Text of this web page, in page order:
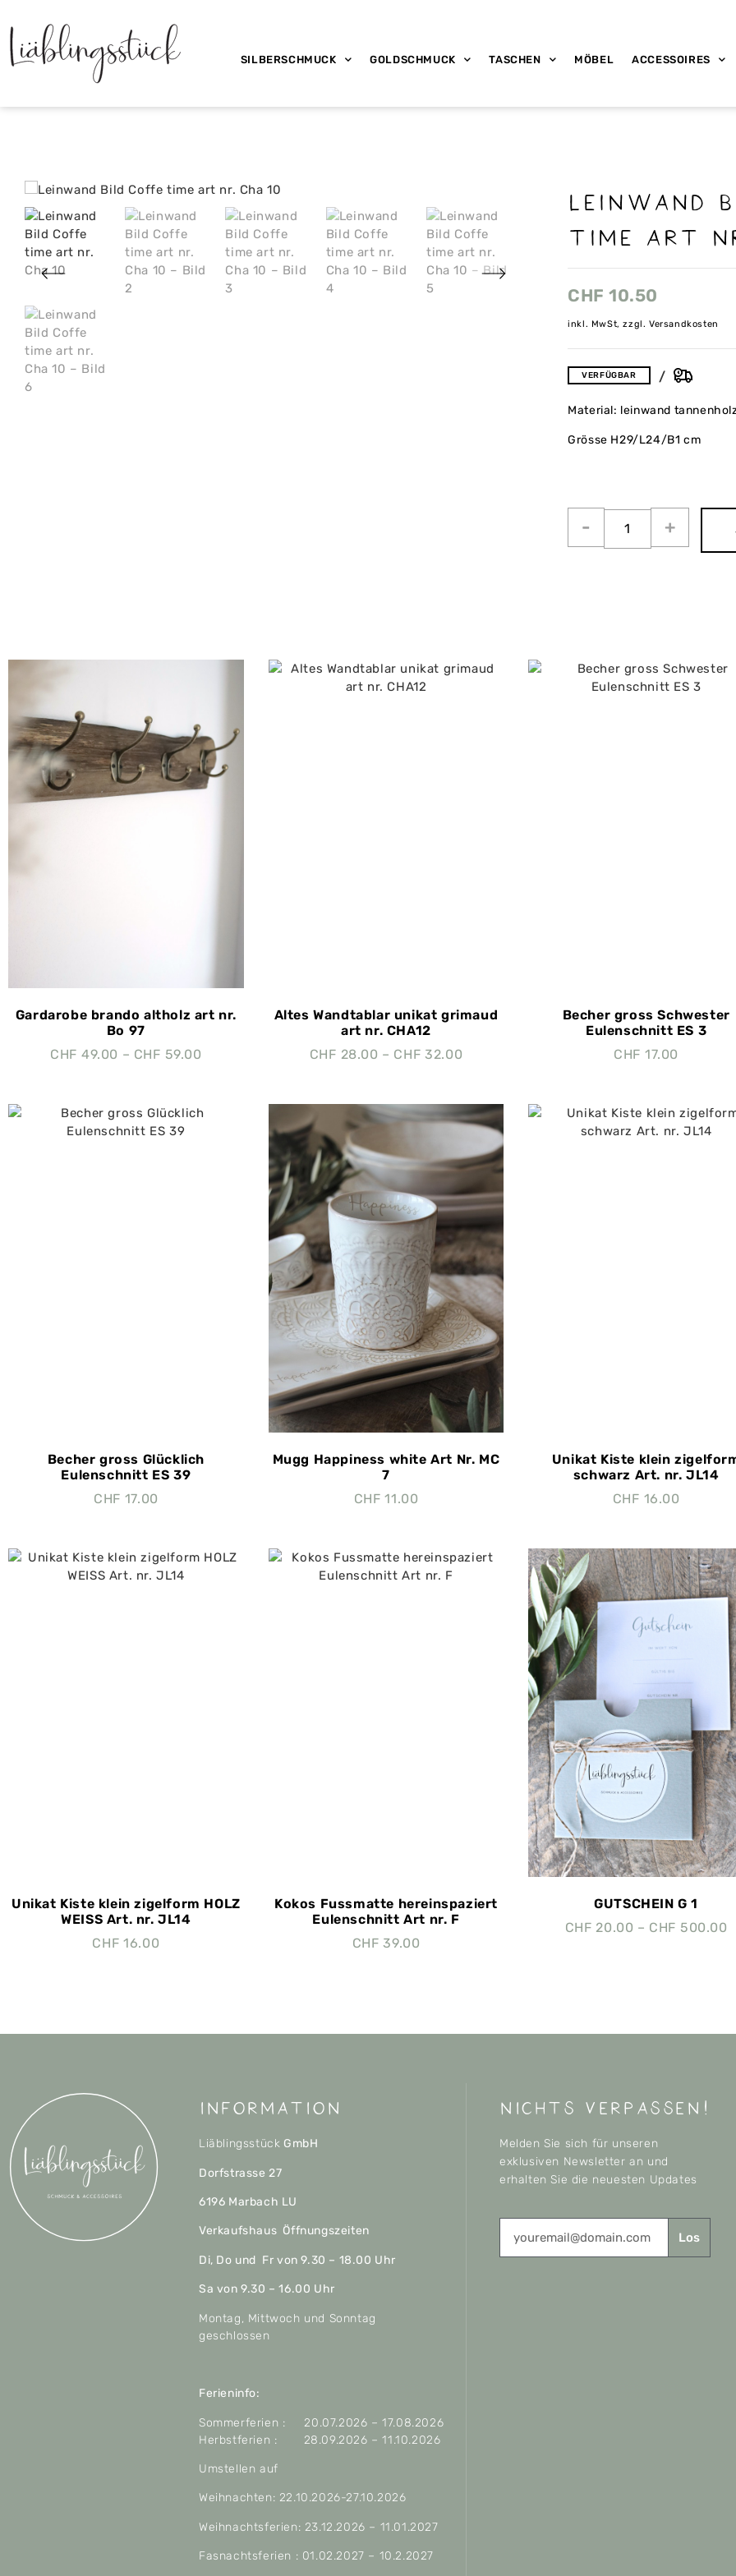
SILBERSCHMUCK GOLDSCHMUCK TASCHEN MÖBEL ACCESSOIRES
Leinwand
time art
CHF 10.50
inkl. MwSt, zzgl. Versandkosten
VERFÜGBAR
Material: leinwand
Grösse H29/L24/B1 cm
Gardarobe brando altholz art nr.
Bo 97
CHF 49.00 – CHF 59.00
Altes Wandtablar unikat grimaud
art nr. CHA12
CHF 28.00 – CHF 32.00
Becher gross Schwester
Eulenschnitt ES 3
CHF 17.00
Becher gross Glücklich
Eulenschnitt ES 39
CHF 17.00
Mugg Happiness white Art Nr. MC
7
CHF 11.00
Unikat Kiste klein
schwarz Art. nr. JL14
CHF 16.00
Unikat Kiste klein zigelform HOLZ
WEISS Art. nr. JL14
CHF 16.00
Kokos Fussmatte hereinspaziert
Eulenschnitt Art nr. F
CHF 39.00
GUTSCHEIN G 1
CHF 20.00 – CHF 500.00
Information
Liäblingsstück GmbH
Dorfstrasse 27
6196 Marbach LU
Verkaufshaus Öffnungszeiten
Di, Do und Fr von 9.30 – 18.00 Uhr
Sa von 9.30 – 16.00 Uhr
Montag, Mittwoch und Sonntag
geschlossen
Ferieninfo:
Sommerferien : 20.07.2026 – 17.08.2026
Herbstferien : 28.09.2026 – 11.10.2026
Umstellen auf
Weihnachten: 22.10.2026-27.10.2026
Weihnachtsferien: 23.12.2026 – 11.01.2027
Fasnachtsferien : 01.02.2027 – 10.2.2027
nichts verpassen!
Melden Sie sich für unseren
exklusiven Newsletter an und
erhalten Sie die neuesten Updates
Los